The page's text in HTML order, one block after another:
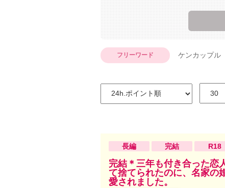
フリーワード ケンカップル
長編 完結 R18
完結＊三年も付き合った恋
て捨てられたのに、名家の
愛されました。